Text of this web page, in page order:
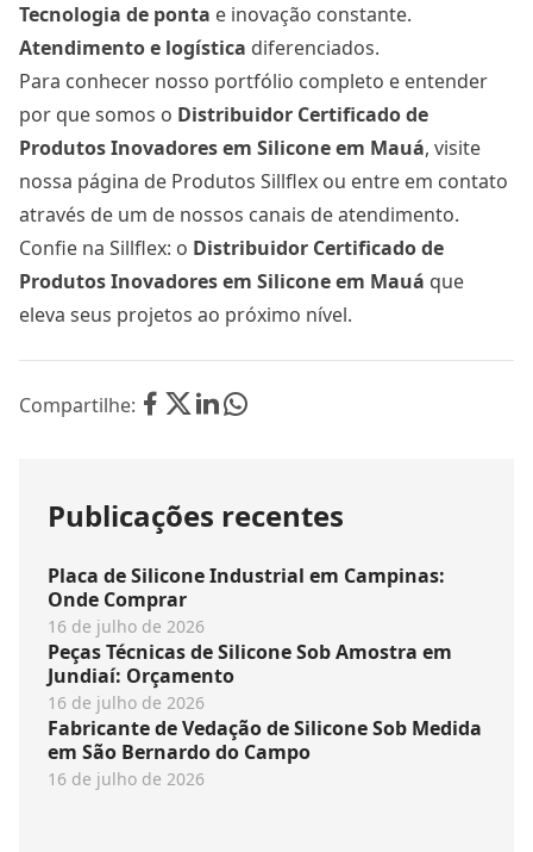
Tecnologia de ponta e inovação constante.
Atendimento e logística diferenciados.
Para conhecer nosso portfólio completo e entender
por que somos o Distribuidor Certificado de
Produtos Inovadores em Siliconeem Mauá, visite
nossa página de Produtos Sillflex ou entre em contato
através de um de nossos canais de atendimento.
Confie na Sillflex: o Distribuidor Certificado de
Produtos Inovadores em Siliconeem Mauá que
eleva seus projetos ao próximo nível.
Compartilhe:
Publicações recentes
Placa de Silicone Industrial em Campinas:
Onde Comprar
16 de julho de 2026
Peças Técnicas de Silicone Sob Amostra em
Jundiaí: Orçamento
16 de julho de 2026
Fabricante de Vedação de Silicone Sob Medida
em São Bernardo do Campo
16 de julho de 2026